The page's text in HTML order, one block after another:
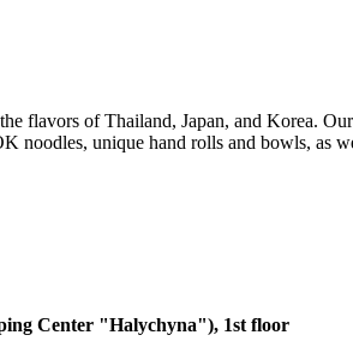
flavors of Thailand, Japan, and Korea.
noodles, unique hand rolls and bowls,
Center "Halychyna"), 1st floor